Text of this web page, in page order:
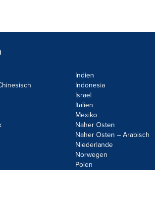
Indien
Indonesia
Israel
Italien
Mexiko
Naher Osten
Naher Osten – Arabisch
Niederlande
Norwegen
Polen